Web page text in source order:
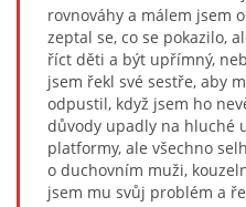
rovnováhy a málem jsem
zeptal se, co se pokazilo,
říct děti a být upřímný,
jsem řekl své sestře, aby
odpustil, když jsem ho
důvody upadly na hluché
platformy, ale všechno
o duchovním muži,
jsem mu svůj problém a